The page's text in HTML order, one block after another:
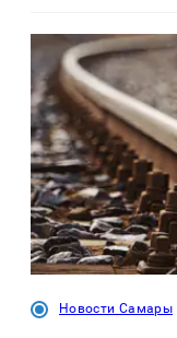
Новости Самары